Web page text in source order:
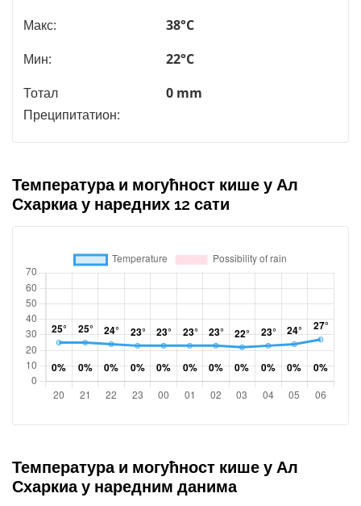
Макс:
38°C
Мин:
22°C
Тотал
Преципитатион:
0 mm
Температура и могућност кише у Ал
Схаркиа у наредних 12 сати
Температура и могућност кише у Ал
Схаркиа у наредним данима